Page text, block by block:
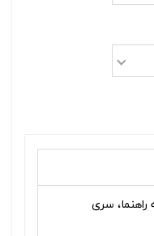
راهنما، سری